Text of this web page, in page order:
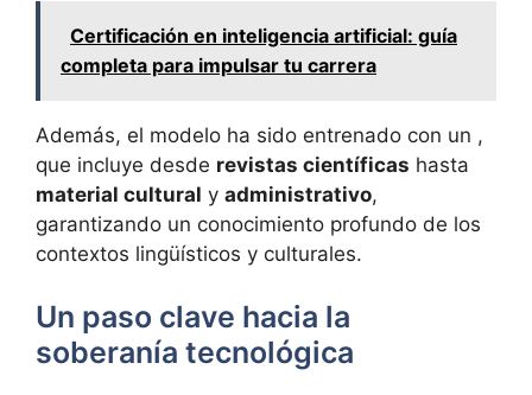
Certificación en inteligencia artificial: guía
completa para impulsar tu carrera
Además, el modelo ha sido entrenado con un ,
que incluye desde revistas científicas hasta
material cultural y administrativo,
garantizando un conocimiento profundo de los
contextos lingüísticos y culturales.
Un paso clave hacia la
soberanía tecnológica